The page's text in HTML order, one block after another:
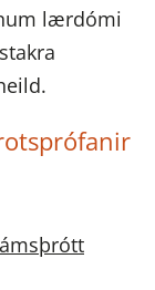
lærdómi